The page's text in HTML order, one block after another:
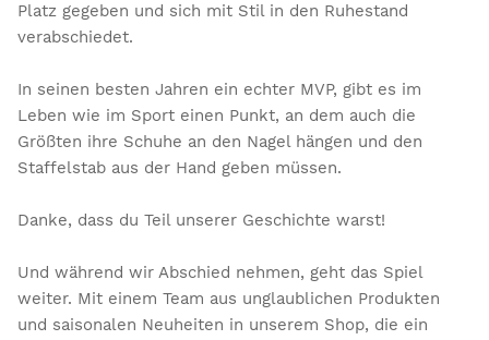
Platz gegeben und sich mit Stil in den Ruhestand
verabschiedet.
In seinen besten Jahren ein echter MVP, gibt es im
Leben wie im Sport einen Punkt, an dem auch die
Größten ihre Schuhe an den Nagel hängen und den
Staffelstab aus der Hand geben müssen.
Danke, dass du Teil unserer Geschichte warst!
Und während wir Abschied nehmen, geht das Spiel
weiter. Mit einem Team aus unglaublichen Produkten
und saisonalen Neuheiten in unserem Shop, die ein